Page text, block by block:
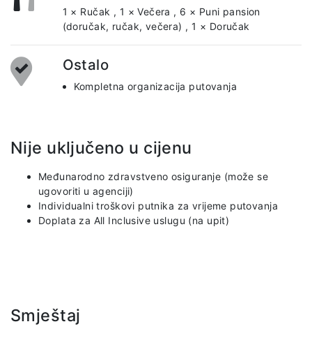
1 × Ručak , 1 × Večera , 6 × Puni pansion
(doručak, ručak, večera) ,1 × Doručak
Ostalo
Kompletna organizacija putovanja
Nije uključeno u cijenu
Međunarodno zdravstveno osiguranje (može se
ugovoriti u agenciji)
Individualni troškovi putnika za vrijeme putovanja
Doplata za All Inclusive uslugu (na upit)
Smještaj